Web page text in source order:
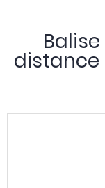
distance